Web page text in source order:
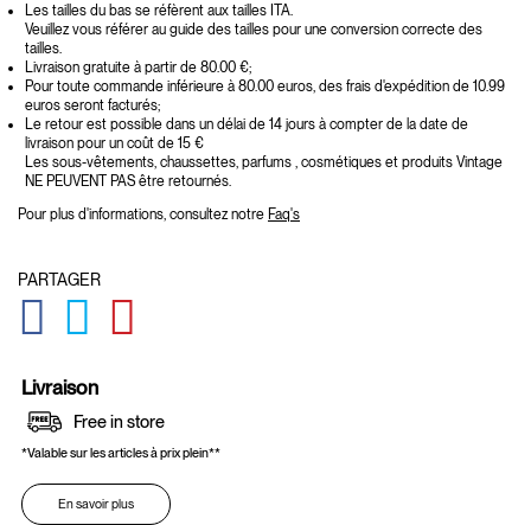
Les tailles du bas se réfèrent aux tailles ITA.
Veuillez vous référer au guide des tailles pour une conversion correcte des
tailles.
Livraison gratuite à partir de 80.00 €;
Pour toute commande inférieure à 80.00 euros, des frais d'expédition de 10.99
euros seront facturés;
Le retour est possible dans un délai de 14 jours à compter de la date de
livraison pour un coût de 15 €
Les sous-vêtements, chaussettes, parfums , cosmétiques et produits Vintage
NE PEUVENT PAS être retournés.
Pour plus d'informations, consultez notre Faq's
PARTAGER
GLOBAL.SOCIALSHARE.FACEBOOK
GLOBAL.SOCIALSHARE.TWITTER
Livraison
Free in store
*Valable sur les articles à prix plein**
En savoir plus